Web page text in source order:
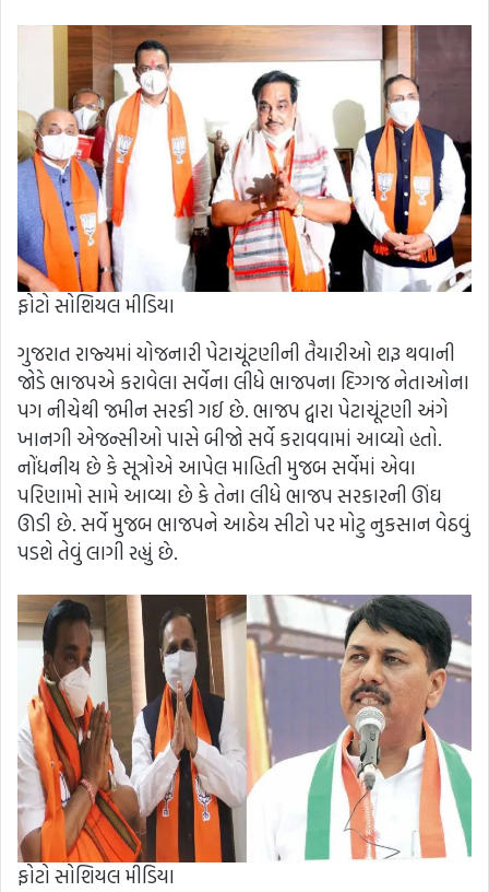
ફોટો સોશિયલ મીડિયા
ગુજરાત રાજ્યમાં યોજનારી પેટાચૂંટણીની તૈયારીઓ શરૂ થવાની
જોડે ભાજપએ કરાવેલા સર્વેના લીધે ભાજપના દિગ્ગજ નેતાઓના
પગ નીચેથી જમીન સરકી ગઈ છે. ભાજપ દ્વારા પેટાચૂંટણી અંગે
ખાનગી એજન્સીઓ પાસે બીજો સર્વે કરાવવામાં આવ્યો હતો.
નોંધનીય છે કે સૂત્રોએ આપેલ માહિતી મુજબ સર્વેમાં એવા
પરિણામો સામે આવ્યા છે કે તેના લીધે ભાજપ સરકારની ઊંઘ
ઊડી છે. સર્વે મુજબ ભાજપને આઠેય સીટો પર મોટુ નુકસાન વેઠવું
પડશે તેવું લાગી રહ્યું છે.
ફોટો સોશિયલ મીડિયા